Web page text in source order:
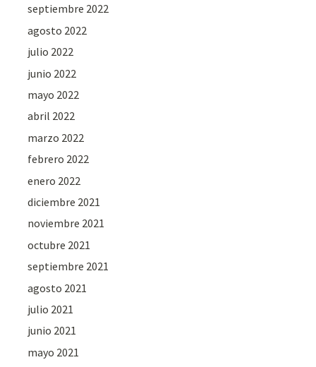
septiembre 2022
agosto 2022
julio 2022
junio 2022
mayo 2022
abril 2022
marzo 2022
febrero 2022
enero 2022
diciembre 2021
noviembre 2021
octubre 2021
septiembre 2021
agosto 2021
julio 2021
junio 2021
mayo 2021